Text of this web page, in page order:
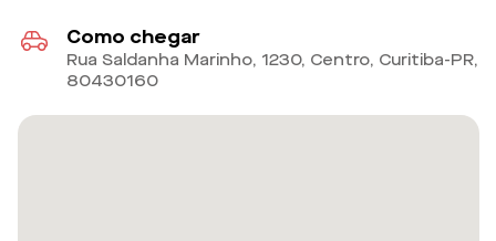
Como chegar
Rua Saldanha Marinho, 1230, Centro, Curitiba-PR,
80430160